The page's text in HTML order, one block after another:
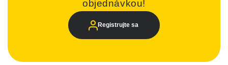
objednávkou!
Registrujte sa